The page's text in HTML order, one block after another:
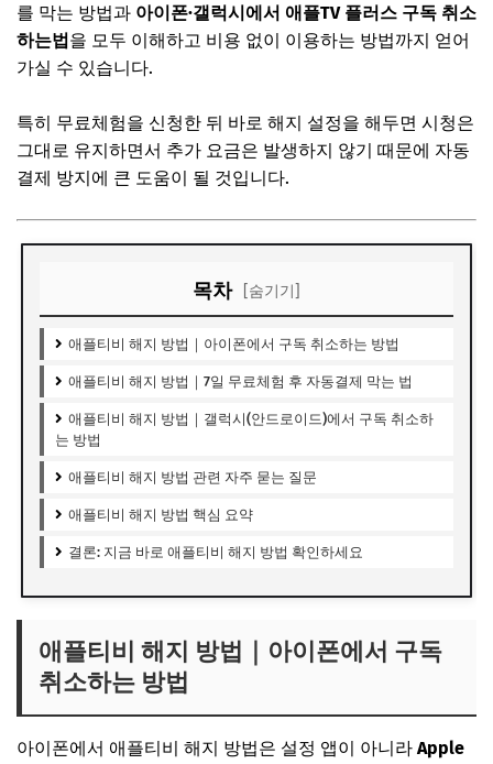
를 막는 방법과 아이폰·갤럭시에서 애플TV 플러스 구독 취소
하는법을 모두 이해하고 비용 없이 이용하는 방법까지 얻어
가실 수 있습니다.
특히 무료체험을 신청한 뒤 바로 해지 설정을 해두면 시청은
그대로 유지하면서 추가 요금은 발생하지 않기 때문에 자동
결제 방지에 큰 도움이 될 것입니다.
목차 [숨기기]
애플티비 해지 방법｜아이폰에서 구독 취소하는 방법
애플티비 해지 방법｜7일 무료체험 후 자동결제 막는 법
애플티비 해지 방법｜갤럭시(안드로이드)에서 구독 취소하
는 방법
애플티비 해지 방법 관련 자주 묻는 질문
애플티비 해지 방법 핵심 요약
결론: 지금 바로 애플티비 해지 방법 확인하세요
애플티비 해지 방법｜아이폰에서 구독
취소하는 방법
아이폰에서 애플티비 해지 방법은 설정 앱이 아니라 Apple